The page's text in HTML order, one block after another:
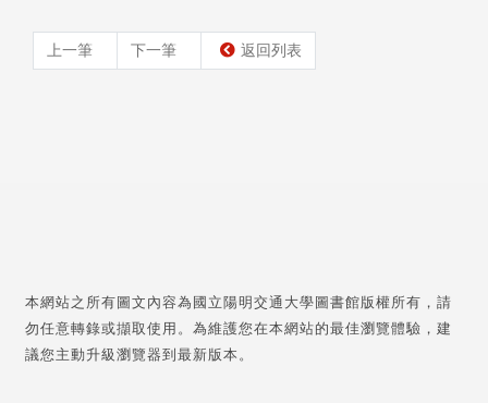
上一筆 下一筆 返回列表
本網站之所有圖文內容為國立陽明交通大學圖書館版權所有，請
勿任意轉錄或擷取使用。為維護您在本網站的最佳瀏覽體驗，建
議您主動升級瀏覽器到最新版本。